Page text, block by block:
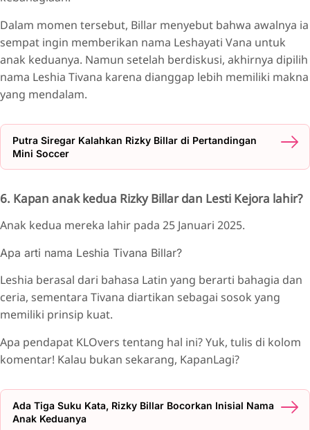
Dalam momen tersebut, Billar menyebut bahwa awalnya ia
sempat ingin memberikan nama Leshayati Vana untuk
anak keduanya. Namun setelah berdiskusi, akhirnya dipilih
nama Leshia Tivana karena dianggap lebih memiliki makna
yang mendalam.
Putra Siregar Kalahkan Rizky Billar di Pertandingan
Mini Soccer
6. Kapan anak kedua Rizky Billar dan Lesti Kejora lahir?
Anak kedua mereka lahir pada 25 Januari 2025.
Apa arti nama Leshia Tivana Billar?
Leshia berasal dari bahasa Latin yang berarti bahagia dan
ceria, sementara Tivana diartikan sebagai sosok yang
memiliki prinsip kuat.
Apa pendapat KLOvers tentang hal ini? Yuk, tulis di kolom
komentar! Kalau bukan sekarang, KapanLagi?
Ada Tiga Suku Kata, Rizky Billar Bocorkan Inisial Nama
Anak Keduanya